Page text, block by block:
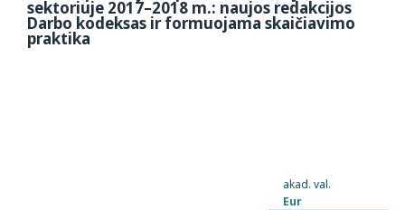
sektoriuje 2017–2018 m.: naujos redakcijos
Darbo kodeksas ir formuojama skaičiavimo
praktika
akad. val.
Eur